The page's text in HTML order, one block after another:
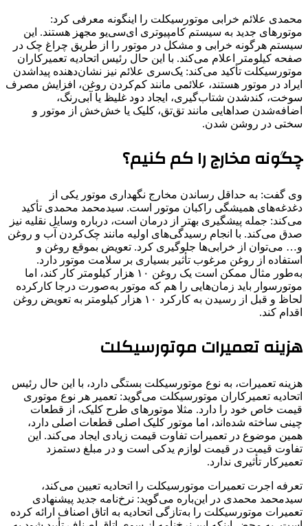
محمدی علائم خرابی موتورسیکلت را اینگونه معرفی کرد:
موتورهای جدید به سیستم کامپیوتری ای‌سی‌یو مجهز هستند. این
سیستم هرگونه خرابی و مشکل در موتور را از طریق چراغ چک در
صفحه کیلومتر اعلام می‌کند. با این حال رئیس اتحادیه تعمیرکاران
موتورسیکلت تأکید می‌کند: یک‌سری علائم نیز نشان‌دهنده پیداشدن
ایراد در موتور هستند، علائمی مانند کم‌کردن روغن، افزایش مصرف
سوخت، کندشدن شتاب‌گیری، ایجاد دود غلیظ یا آبی‌رنگ،
اضافه‌شدن صداهایی مانند تق‌تق، کلیک یا خش‌خش از موتور و
سختی در روشن شدن.
چگونه مخارج را کم کنیم؟
وی گفت: به حداقل رساندن مخارج نگهداری موتور یکی از
دغدغه‌های همیشگی راکبان موتور است. سیدمحمد محمدی تأکید
می‌کند: جمله پیشگیری بهتر از درمان است، درباره وسایل نقلیه نیز
صدق می‌کند. با انجام رسیدگی‌های اولیه مانند چک‌کردن آب و روغن
و… می‌توان از خرابی‌ها جلوگیری کرد. تعویض بموقع روغن و
استفاده از روغن مرغوب تأثیر بسیاری بر سلامت موتور دارد.
به‌طور مثال ممکن است یک روغن ۱۰ هزار کیلومتر کار کند، اما
موتورسوار باید زمان‌هایی را هم که موتور به‌صورت درجا کارکرده
لحاظ و قبل از رسیدن به کارکرد ۱۰ هزار کیلومتر به تعویض روغن
اقدام کند.
هزینه تعمیرات موتورسیکلت
هزینه تعمیرات، به نوع موتورسیکلت بستگی دارد، با این حال رئیس
اتحادیه تعمیرکاران موتورسیکلت می‌گوید: تعمیر هر نوع موتوری
قیمت خاص خود را دارد. مثلا موتورهای طرح کلیک، از قطعات
چینی ساخته شده‌اند، اما موتور کلیک اصلی قطعات اصلی دارد،
همین موضوع در تعمیرات تفاوت قیمت زیادی ایجاد می‌کند. این
تفاوت قیمت در قیمت لوازم یدکی ‌است و در مبلغ دستمزد
تعمیرکار تأثیری ندارد.
تعرفه اجرت تعمیرات موتورسیکلت را اتحادیه تعیین می‌کند،
سیدمحمد محمدی در این‌باره می‌گوید: نرخ‌نامه جدید پیشنهادی
تعمیرات موتورسیکلت‌ را به‌تازگی اتحادیه به اتاق اصناف ارائه کرده